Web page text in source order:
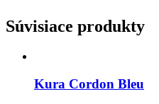
Súvisiace produkty
Kura Cordon Bleu